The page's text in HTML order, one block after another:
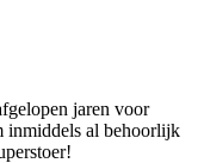
jaren voor
inmiddels al behoorlijk